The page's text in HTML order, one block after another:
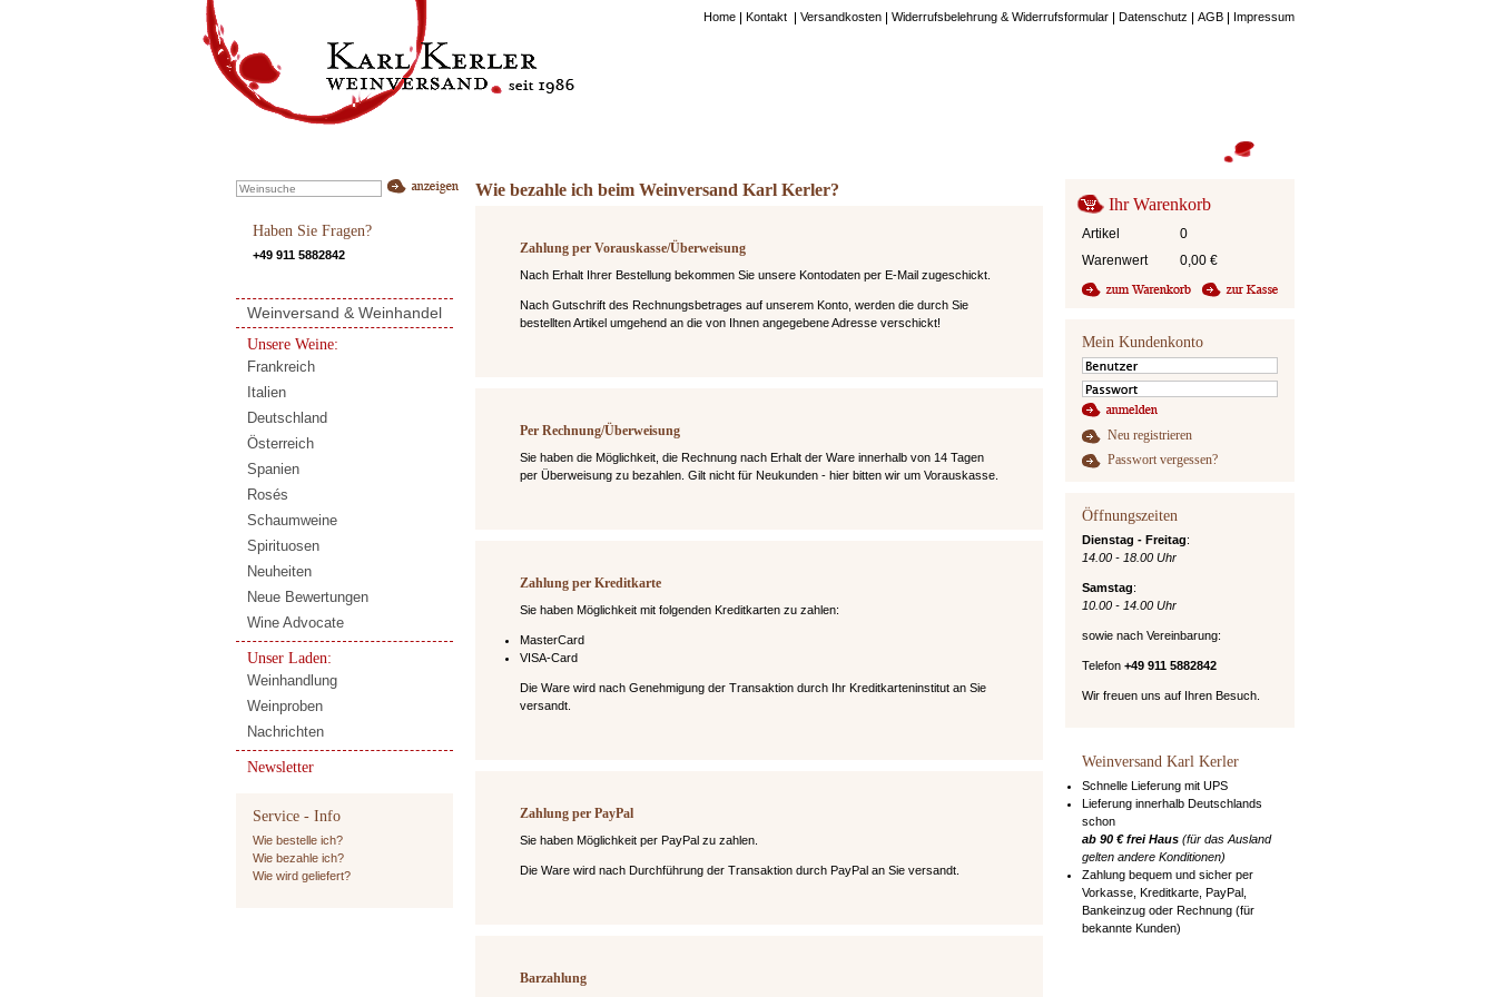
Home Kontakt Versandkosten Widerrufsbelehrung & Widerrufsformular Datenschutz AGB Impressum
Wie bezahle ich beim Weinversand Karl Kerler?
Zahlung per Vorauskasse/Überweisung
Nach Erhalt Ihrer Bestellung bekommen Sie unsere Kontodaten per E-Mail zugeschickt.
Nach Gutschrift des Rechnungsbetrages auf unserem Konto, werden die durch Sie
bestellten Artikel umgehend an die von Ihnen angegebene Adresse verschickt!
Per Rechnung/Überweisung
Sie haben die Möglichkeit, die Rechnung nach Erhalt der Ware innerhalb von 14 Tagen
per Überweisung zu bezahlen. Gilt nicht für Neukunden - hier bitten wir um Vorauskasse.
Zahlung per Kreditkarte
Sie haben Möglichkeit mit folgenden Kreditkarten zu zahlen:
MasterCard
VISA-Card
Die Ware wird nach Genehmigung der Transaktion durch Ihr Kreditkarteninstitut an Sie
versandt.
Zahlung per PayPal
Sie haben Möglichkeit per PayPal zu zahlen.
Die Ware wird nach Durchführung der Transaktion durch PayPal an Sie versandt.
Barzahlung
Haben Sie Fragen?
+49 911 5882842
Weinversand & Weinhandel
Unsere Weine:
Frankreich
Italien
Deutschland
Österreich
Spanien
Rosés
Schaumweine
Spirituosen
Neuheiten
Neue Bewertungen
Wine Advocate
Unser Laden:
Weinhandlung
Weinproben
Nachrichten
Newsletter
Service - Info
Wie bestelle ich?
Wie bezahle ich?
Wie wird geliefert?
Ihr Warenkorb
Artikel
0
Warenwert
0,00 €
Mein Kundenkonto
Neu registrieren
Passwort vergessen?
Öffnungszeiten
Dienstag - Freitag:
14.00 - 18.00 Uhr
Samstag:
10.00 - 14.00 Uhr
sowie nach Vereinbarung:
Telefon +49 911 5882842
Wir freuen uns auf Ihren Besuch.
Weinversand Karl Kerler
Schnelle Lieferung mit UPS
Lieferung innerhalb Deutschlands
schon
ab 90 € frei Haus(für das Ausland
gelten andere Konditionen)
Zahlung bequem und sicher per
Vorkasse, Kreditkarte, PayPal,
Bankeinzug oder Rechnung (für
bekannte Kunden)